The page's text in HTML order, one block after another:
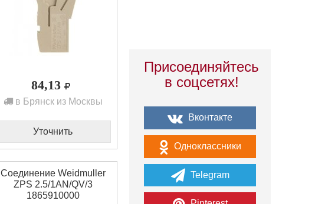
84,13
в Брянск из Москвы
Уточнить
Соединение Weidmuller
ZPS 2.5/1AN/QV/3
1865910000
Присоединяйтесь
в соцсетях!
Вконтакте
Одноклассники
Telegram